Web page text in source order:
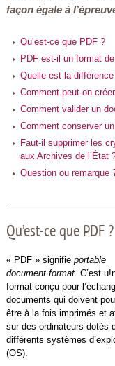
façon égale à
Qu’est-ce que PDF ?
PDF est-il un format
Quelle est la
Comment peut-on
Comment valider un
Comment conserver
Faut-il supprimer les
aux Archives de l’État
Question ou remarque
Qu’est-ce que PDF ?
« PDF » signifie portable
document format. C’est
format conçu pour
documents qui doivent
être à la fois imprimés et
sur des ordinateurs dotés
différents systèmes
(OS).